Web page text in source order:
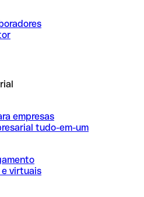
empresas
tudo-em-um
virtuais